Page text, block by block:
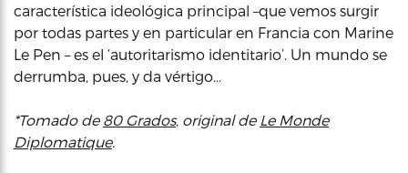
característica ideológica principal –que vemos surgir
por todas partes y en particular en Francia con Marine
Le Pen – es el ‘autoritarismo identitario’. Un mundo se
derrumba, pues, y da vértigo…
*Tomado de 80 Grados, original de Le Monde
Diplomatique.